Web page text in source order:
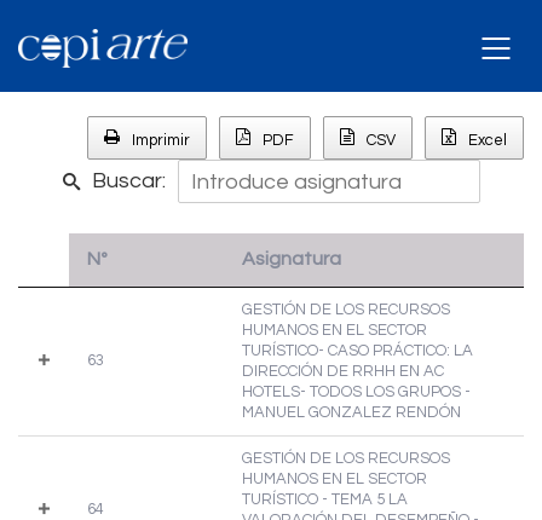
Excel
CSV
PDF
Imprimir
Buscar:
Nº Asignatura
63
GESTIÓN DE LOS RECURSOS
HUMANOS EN EL SECTOR
TURÍSTICO- CASO PRÁCTICO: LA
DIRECCIÓN DE RRHH EN AC
HOTELS- TODOS LOS GRUPOS -
MANUEL GONZALEZ RENDÓN
64
GESTIÓN DE LOS RECURSOS
HUMANOS EN EL SECTOR
TURÍSTICO - TEMA 5 LA